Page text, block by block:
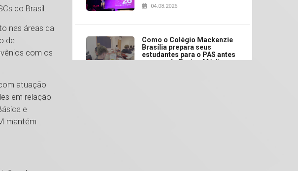
do Brasil.
nas áreas da
de
com os
atuação
em relação
e
mantém
04.08.2026
Como o Colégio Mackenzie
Brasília prepara seus
estudantes para o PAS antes
mesmo do Ensino Médio